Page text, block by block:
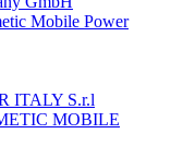
Mobile Power
ITALY S.r.l
MOBILE